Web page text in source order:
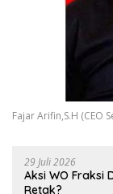
Fajar Arifin,S.H (CEO
29 Juli 2026
Aksi WO Fraksi
Retak?